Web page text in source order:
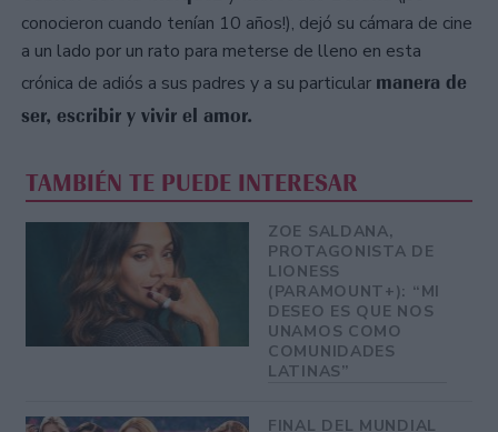
conocieron cuando tenían 10 años!), dejó su cámara de cine
a un lado por un rato para meterse de lleno en esta
crónica de adiós a sus padres y a su particular manera de
ser, escribir y vivir el amor.
TAMBIÉN TE PUEDE INTERESAR
ZOE SALDANA,
PROTAGONISTA DE
LIONESS
(PARAMOUNT+): “MI
DESEO ES QUE NOS
UNAMOS COMO
COMUNIDADES
LATINAS”
FINAL DEL MUNDIAL